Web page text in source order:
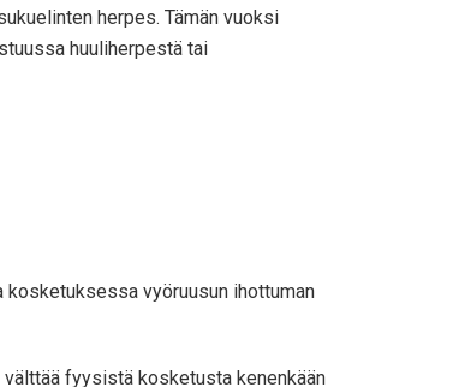
herpes. Tämän vuoksi
huuliherpestä tai
vyöruusun ihottuman
fyysistä kosketusta kenenkään